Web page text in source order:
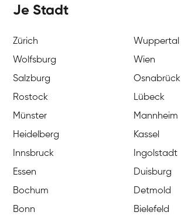
Je Stadt
Zürich
Wuppertal
Wolfsburg
Wien
Salzburg
Osnabrück
Rostock
Lübeck
Münster
Mannheim
Heidelberg
Kassel
Innsbruck
Ingolstadt
Essen
Duisburg
Bochum
Detmold
Bonn
Bielefeld